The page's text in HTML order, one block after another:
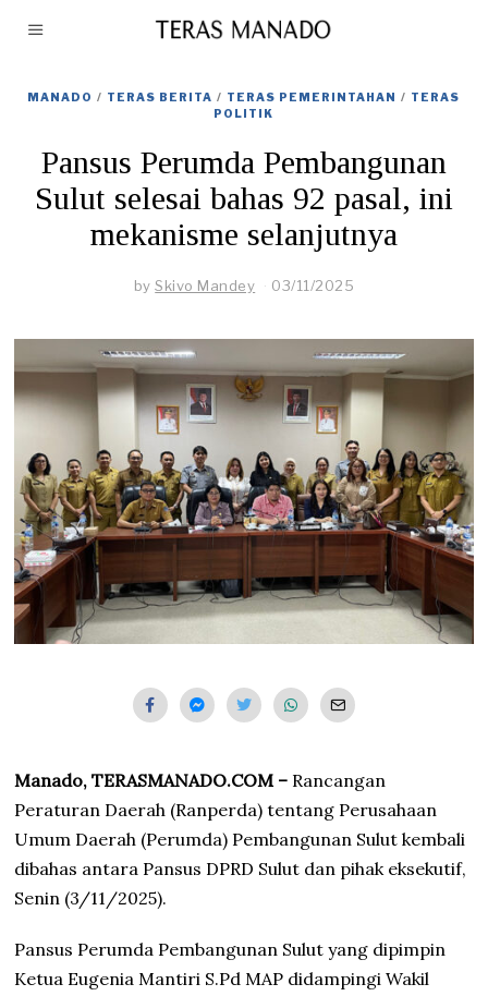
MANADO / TERAS BERITA / TERAS PEMERINTAHAN / TERAS
POLITIK
Pansus Perumda Pembangunan
Sulut selesai bahas 92 pasal, ini
mekanisme selanjutnya
bySkivo Mandey 03/11/2025
1
1
2
2
5
Manado, TERASMANADO.COM – Rancangan
Peraturan Daerah (Ranperda) tentang Perusahaan
Umum Daerah (Perumda) Pembangunan Sulut kembali
dibahas antara Pansus DPRD Sulut dan pihak eksekutif,
Senin (3/11/2025).
Pansus Perumda Pembangunan Sulut yang dipimpin
Ketua Eugenia Mantiri S.Pd MAP didampingi Wakil